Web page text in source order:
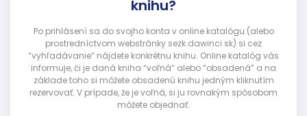
knihu?
Po prihlásení sa do svojho konta v online katalógu (alebo
prostredníctvom webstránky sezk.dawinci.sk) si cez
“vyhľadávanie” nájdete konkrétnu knihu. Online katalóg vás
informuje, či je daná kniha “voľná” alebo “obsadená” a na
základe toho si môžete obsadenú knihu jedným kliknutím
rezervovať. V prípade, že je voľná, si ju rovnakým spôsobom
môžete objednať.